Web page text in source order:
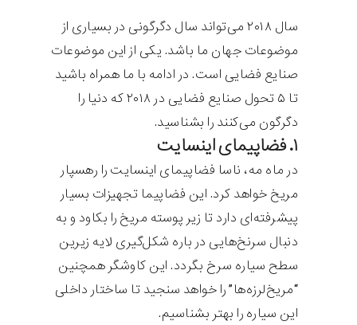
سال ۲۰۱۸ می‌تواند سال دگرگونی در بسیاری از
موضوعات جهان ما باشد. یکی از این موضوعات
صنایع فضایی است. در ادامه با ما همراه باشید
تا ۵ تحول صنایع فضایی در ۲۰۱۸ که دنیا را
دگرگون می‌کنند را بشناسید.
۱. فضاپیمای اینسایت
در ماه مه، ناسا فضاپیمای اینسایت را رهسپار
مریخ خواهد کرد. این فضاپیما تجهیزات بسیار
پیشرفته‌ای دارد تا زیر پوسته مریخ را بکاود و به
دنبال سرنخ‌هایی در باره شکل‌گیری لایه زیرین
سطح سیاره سرخ بگردد. این کاوشگر همچنین
“مریخ‌لرزه‌ها” را خواهد سنجید تا ساختار داخلی
این سیاره را بهتر بشناسیم.